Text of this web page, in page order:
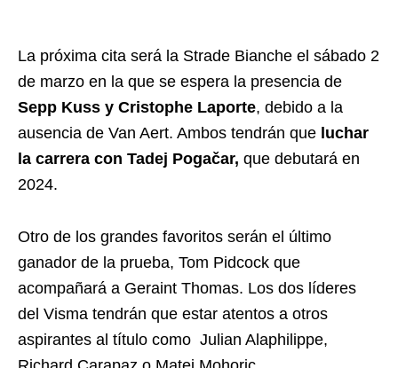
La próxima cita será la Strade Bianche el sábado 2
de marzo en la que se espera la presencia de
Sepp Kuss y Cristophe Laporte, debido a la
ausencia de Van Aert. Ambos tendrán que luchar
la carrera con Tadej Pogačar, que debutará en
2024.
Otro de los grandes favoritos serán el último
ganador de la prueba, Tom Pidcock que
acompañará a Geraint Thomas. Los dos líderes
del Visma tendrán que estar atentos a otros
aspirantes al título como Julian Alaphilippe,